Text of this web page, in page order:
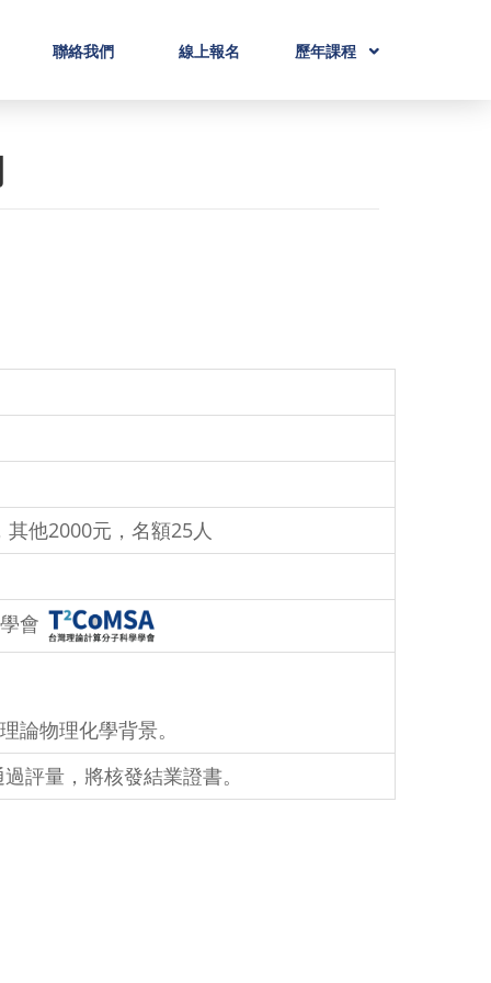
聯絡我們 線上報名 歷年課程
他2000元，名額25人
會
論物理化學背景。
評量，將核發結業證書。